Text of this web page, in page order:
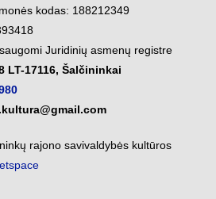
kodas: 188212349
Juridinių asmenų registre
LT-17116, Šalčininkai
rajono savivaldybės kultūros